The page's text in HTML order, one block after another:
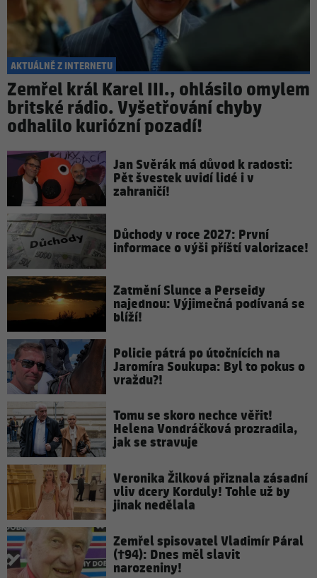
AKTUÁLNĚ Z INTERNETU
Zemřel král Karel III., ohlásilo omylem
britské rádio. Vyšetřování chyby
odhalilo kuriózní pozadí!
Jan Svěrák má důvod k radosti:
Pět švestek uvidí lidé i v
zahraničí!
Důchody v roce 2027: První
informace o výši příští valorizace!
Zatmění Slunce a Perseidy
najednou: Výjimečná podívaná se
blíží!
Policie pátrá po útočnících na
Jaromíra Soukupa: Byl to pokus o
vraždu?!
Tomu se skoro nechce věřit!
Helena Vondráčková prozradila,
jak se stravuje
Veronika Žilková přiznala zásadní
vliv dcery Korduly! Tohle už by
jinak nedělala
Zemřel spisovatel Vladimír Páral
(†94): Dnes měl slavit
narozeniny!